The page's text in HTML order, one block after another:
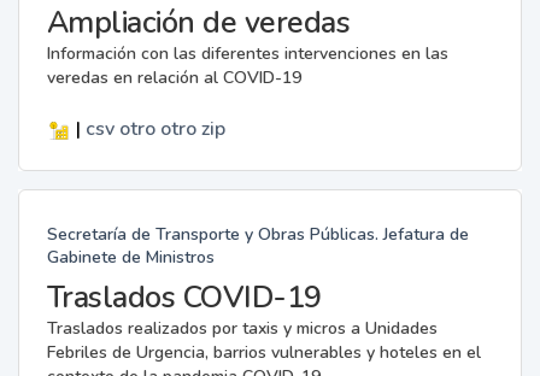
Ampliación de veredas
Información con las diferentes intervenciones en las
veredas en relación al COVID-19
| csv otro otro zip
Secretaría de Transporte y Obras Públicas. Jefatura de
Gabinete de Ministros
Traslados COVID-19
Traslados realizados por taxis y micros a Unidades
Febriles de Urgencia, barrios vulnerables y hoteles en el